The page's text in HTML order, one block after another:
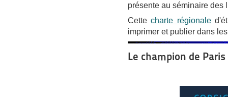
présente au séminaire
Cettecharte régionale
imprimer et publier dans
Le champion de